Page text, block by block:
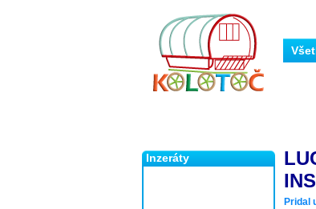
Inzeráty
Pridal